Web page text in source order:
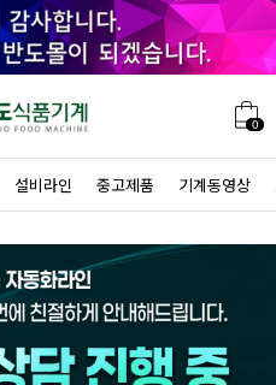
0
설비라인 중고제품 기계동영상